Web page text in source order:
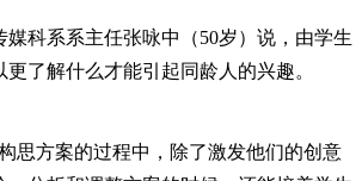
媒科系系主任张咏中（50岁）说，由学生
了解什么才能引起同龄人的兴趣。
思方案的过程中，除了激发他们的创意